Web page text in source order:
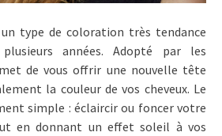
un type de coloration très tendance
années. Adopté par les
de vous offrir une nouvelle tête
la couleur de vos cheveux. Le
simple : éclaircir ou foncer votre
en donnant un effet soleil à vos